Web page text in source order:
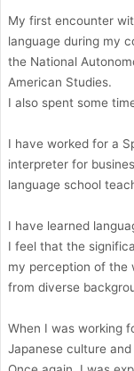
My first encounter
language during my
the National
American Studies.
I also spent some
I have worked for a
interpreter for
language school
I have learned
I feel that the
my perception of the
from diverse
When I was working
Japanese culture and